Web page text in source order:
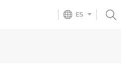
ES